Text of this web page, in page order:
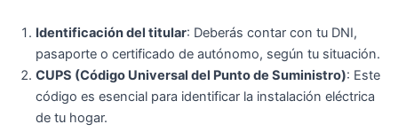
Identificación del titular: Deberás contar con tu DNI,
pasaporte o certificado de autónomo, según tu situación.
CUPS (Código Universal del Punto de Suministro): Este
código es esencial para identificar la instalación eléctrica
de tu hogar.